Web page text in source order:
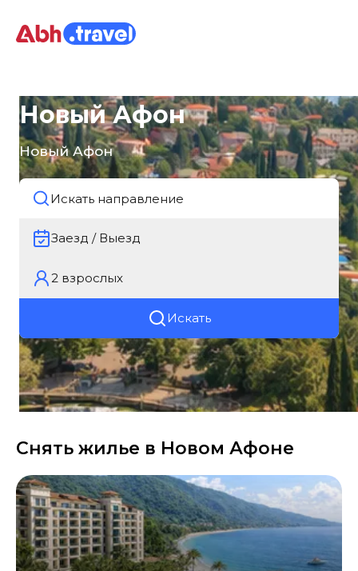
Новый Афон
Новый Афон
Заезд / Выезд
2 взрослых
Искать
Снять жилье в Новом Афоне